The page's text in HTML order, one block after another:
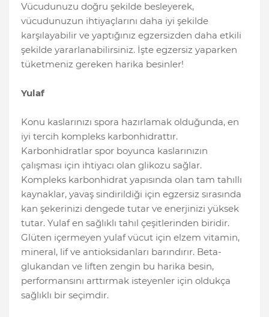
Vücudunuzu doğru şekilde besleyerek,
vücudunuzun ihtiyaçlarını daha iyi şekilde
karşılayabilir ve yaptığınız egzersizden daha etkili
şekilde yararlanabilirsiniz. İşte egzersiz yaparken
tüketmeniz gereken harika besinler!
Yulaf
Konu kaslarınızı spora hazırlamak olduğunda, en
iyi tercih kompleks karbonhidrattır.
Karbonhidratlar spor boyunca kaslarınızın
çalışması için ihtiyacı olan glikozu sağlar.
Kompleks karbonhidrat yapısında olan tam tahıllı
kaynaklar, yavaş sindirildiği için egzersiz sırasında
kan şekerinizi dengede tutar ve enerjinizi yüksek
tutar. Yulaf en sağlıklı tahıl çeşitlerinden biridir.
Glüten içermeyen yulaf vücut için elzem vitamin,
mineral, lif ve antioksidanları barındırır. Beta-
glukandan ve liften zengin bu harika besin,
performansını arttırmak isteyenler için oldukça
sağlıklı bir seçimdir.